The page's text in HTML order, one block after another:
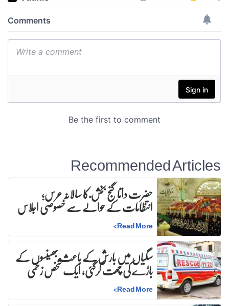
Recommended Articles
حضرت داتا گنج بخش ؒ کا سالانہ عرس;
انتظامات کے حوالے سے خصوصی اجلاس
Read More
>
سگیاں میں بارش کے باعث بھینسوں کے
باڑے کی چھت گرگئی، ایک شخص زخمی
Read More
>